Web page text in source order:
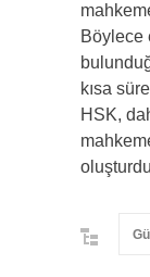
Böylece
kısa
HSK,